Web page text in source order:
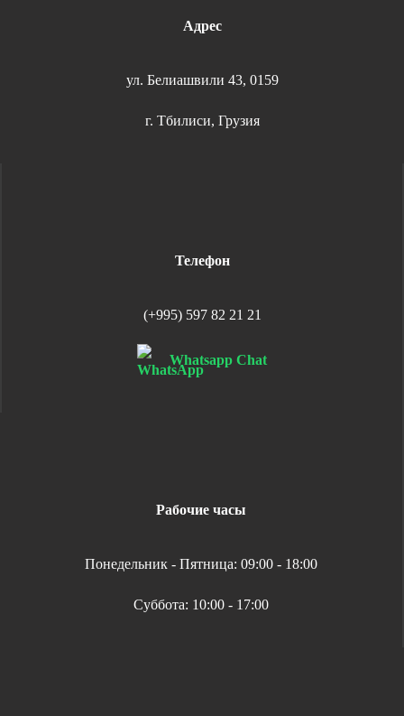
Адрес
ул. Белиашвили 43, 0159
г. Тбилиси, Грузия
Телефон
(+995) 597 82 21 21
Whatsapp Chat
Рабочие часы
Понедельник - Пятница: 09:00 - 18:00
Суббота: 10:00 - 17:00